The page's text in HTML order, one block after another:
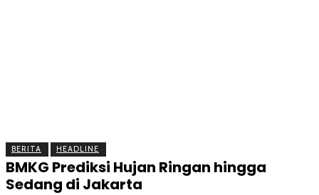
BERITA HEADLINE
BMKG Prediksi Hujan Ringan hingga
Sedang di Jakarta